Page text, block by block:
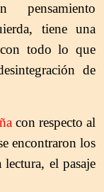
tiene una
con todo lo que
de
con respecto al
encontraron los
el pasaje